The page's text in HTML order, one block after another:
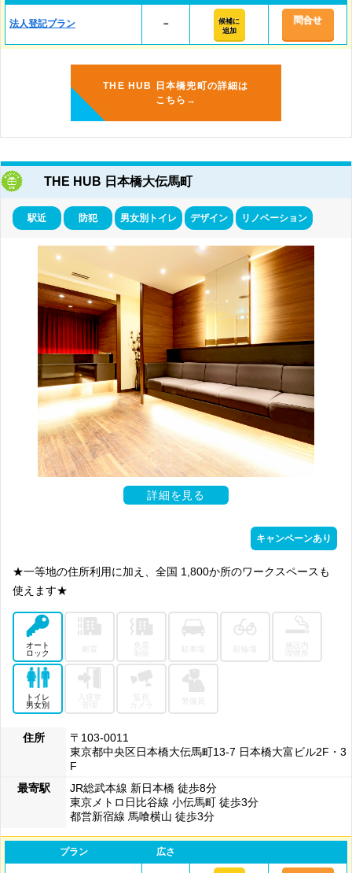
法人登記プラン －
候補に
追加
問合せ
THE HUB 日本橋兜町の詳細は
こちら→
THE HUB 日本橋大伝馬町
駅近 防犯 男女別トイレ デザイン リノベーション
詳細を見る
キャンペーンあり
★一等地の住所利用に加え、全国 1,800か所のワークスペースも
使えます★
オート
ロック
喫煙所
トイレ
男女別
入退室
カメラ
警備員
住所
〒103-0011
東京都中央区日本橋大伝馬町13-7 日本橋大富ビル2F・3
F
最寄駅
JR総武本線 新日本橋 徒歩8分
東京メトロ日比谷線 小伝馬町 徒歩3分
都営新宿線 馬喰横山 徒歩3分
プラン 広さ